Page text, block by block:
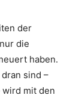
der
die
haben.
sind –
wird mit den